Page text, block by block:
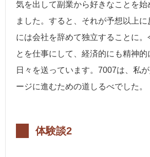
気を出して副業から好きなことを始
ました。すると、それが予想以上
には会社を辞めて独立することに。
とを仕事にして、経済的にも精神的
日々を送っています。7007は、私
ージに進むための道しるべでした。
体験談2